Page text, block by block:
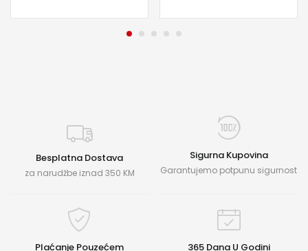
Besplatna Dostava
za narudžbe iznad 350 KM
Sigurna Kupovina
Garantujemo potpunu sigurnost
Plaćanje Pouzećem 365 Dana U Godini